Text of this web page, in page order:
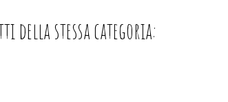
della stessa categoria: